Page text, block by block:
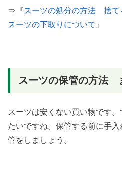
⇒『スーツの処分の方法 捨て
スーツの下取りについて 』
スーツの保管の方法
スーツは安くない買い物です
たいですね。保管する前に手
管をしましょう。